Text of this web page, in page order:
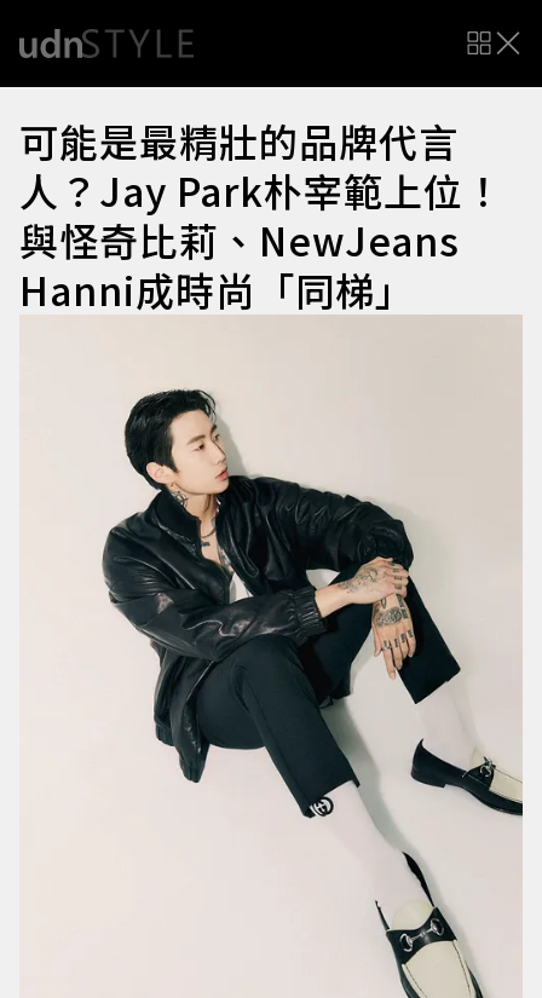
可能是最精壯的品牌代言
人？Jay Park朴宰範上位！
與怪奇比莉、NewJeans
Hanni成時尚「同梯」